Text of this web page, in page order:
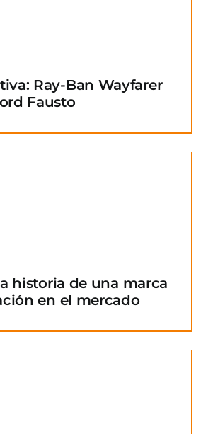
Ray-Ban Wayfarer
Fausto
historia de una marca
en el mercado